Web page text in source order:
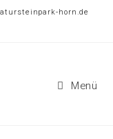
horn.de
Menü